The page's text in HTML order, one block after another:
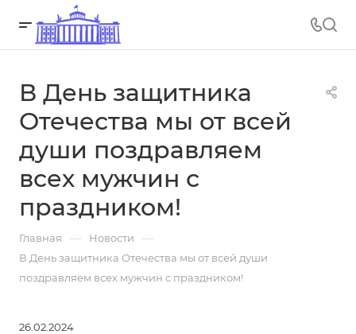
В День защитника
Отечества мы от всей
души поздравляем
всех мужчин с
праздником!
Главная — Новости —
В День защитника Отечества мы от всей души
поздравляем всех мужчин с праздником!
26.02.2024